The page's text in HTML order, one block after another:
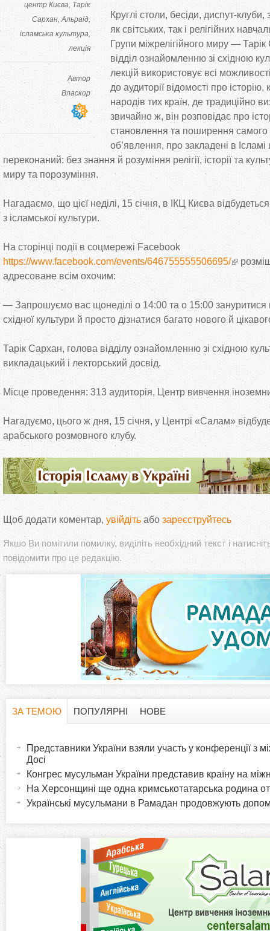
центр Києва Тарік
Сархан Альраід
ісламська культура
лекція
Автор
Власкор
Круглі столи, бесіди, диспут-клуби,
як світських, так і релігійних
Групи міжрелігійного миру —
відділ ознайомленню зі східною
лекцій використовує всі
до аудиторії відомості про історію,
народів тих країн, де традиційно
звичайно ж, він розповідає про
становлення та поширення самого
об’явлення, про закладені в
переконаний: без знання й розуміння релігії, історії та
миру та порозуміння.
Нагадаємо, що цієї неділі, 15 січня, в
ІКЦ Києва
з ісламської культури.
На сторінці події в соцмережі Facebook
https://www.facebook.com/events/646755555506695/
адресоване всім охочим:
— Запрошуємо вас щонеділі о 14:00 та о 15:00 зануритися
східної культури й просто дізнатися багато нового й
Тарік Сархан, голова відділу ознайомленню зі східною
викладацький і лекторський досвід.
Місце проведення: 313 аудиторія, Центр вивчення
Нагадуємо, цього ж дня, 15 січня, у Центрі «Салам»
арабського розмовного клубу.
Щоб додати коментар, увійдіть абозареєструйтесь
Якшо Ви помітили помилку, виділіть необхідний текст і
повідомити про це редакцію.
ЗА ТЕМОЮ
а
ПОПУЛЯРНІ НОВЕ
Представники України взяли участь у конференції з
Досі
Конгрес мусульман України представив країну на
На Херсонщині ще одна кримськотатарська родина
Українські мусульмани в Рамадан продовжують